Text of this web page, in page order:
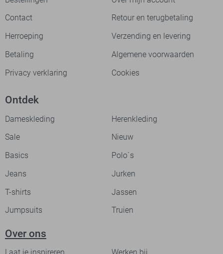
Contact
Retour en terugbetaling
Herroeping
Verzending en levering
Betaling
Algemene voorwaarden
Privacy verklaring
Cookies
Ontdek
Dameskleding
Herenkleding
Sale
Nieuw
Basics
Polo`s
Jeans
Jurken
T-shirts
Jassen
Jumpsuits
Truien
Over ons